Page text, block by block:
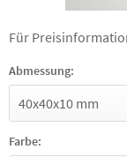
Für
Abmessung:
Farbe: